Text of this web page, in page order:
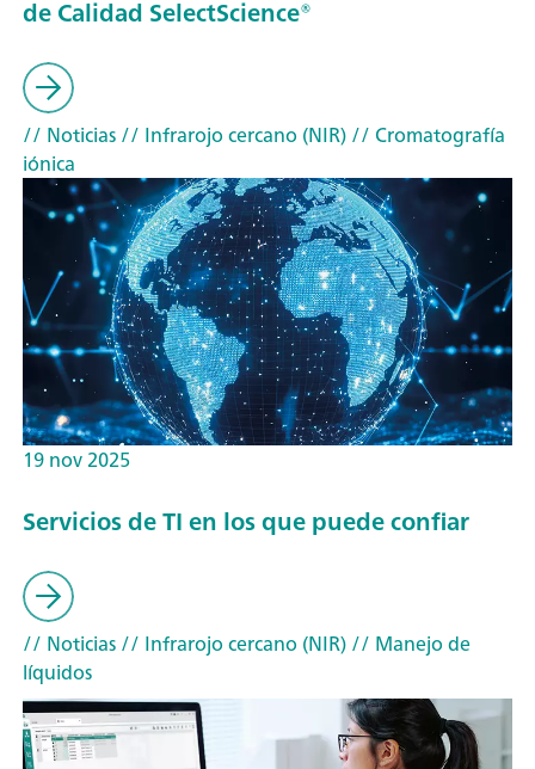
de Calidad SelectScience®
// Noticias// Infrarojo cercano (NIR)// Cromatografía
iónica
19 nov 2025
Servicios de TI en los que puede confiar
// Noticias// Infrarojo cercano (NIR)// Manejo de
líquidos